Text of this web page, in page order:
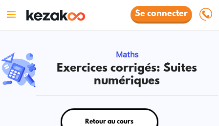
Se connecter
Maths
Exercices corrigés: Suites
numériques
Retour au cours